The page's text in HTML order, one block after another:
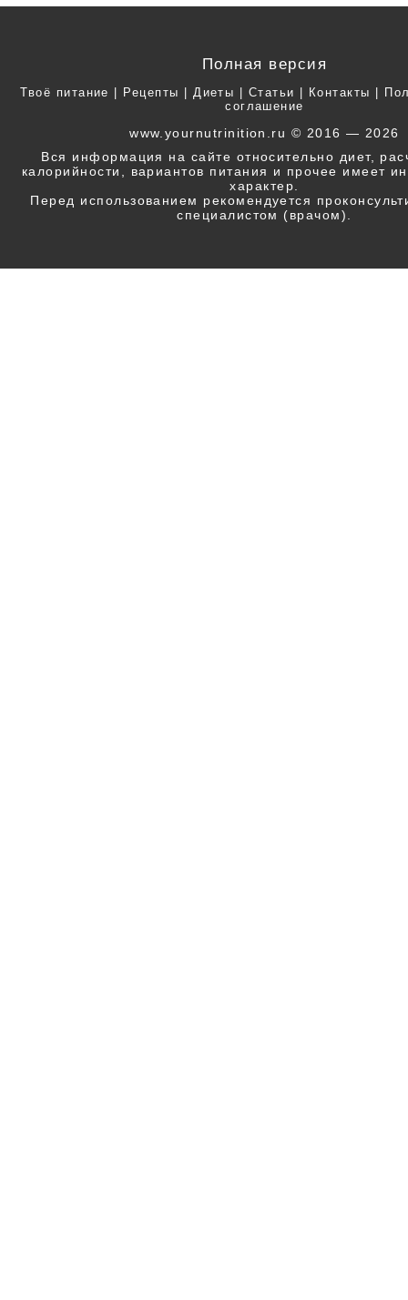
Полная версия
Твоё питание Рецепты |Диеты Статьи Контакты
соглашение
www.yournutrinition.ru © 2016 — 2026
Вся информация на сайте относительно диет,
калорийности, вариантов питания и прочее имеет
характер.
Перед использованием рекомендуется
специалистом (врачом).